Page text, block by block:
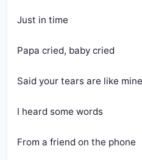
Just in time
Papa cried, baby cried
Said your tears are like mine
I heard some words
From a friend on the phone